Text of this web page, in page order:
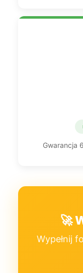
Gwarancja
🚀
Wypełnij